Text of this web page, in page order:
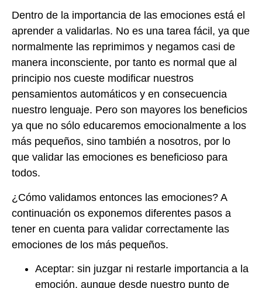
Dentro de la importancia de las emociones está el
aprender a validarlas. No es una tarea fácil, ya que
normalmente las reprimimos y negamos casi de
manera inconsciente, por tanto es normal que al
principio nos cueste modificar nuestros
pensamientos automáticos y en consecuencia
nuestro lenguaje. Pero son mayores los beneficios
ya que no sólo educaremos emocionalmente a los
más pequeños, sino también a nosotros, por lo
que validar las emociones es beneficioso para
todos.
¿Cómo validamos entonces las emociones? A
continuación os exponemos diferentes pasos a
tener en cuenta para validar correctamente las
emociones de los más pequeños.
Aceptar: sin juzgar ni restarle importancia a la
emoción, aunque desde nuestro punto de